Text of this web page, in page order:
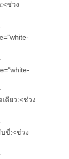
ช่วง
ดียว:<ช่วง
บขี่:<ช่วง